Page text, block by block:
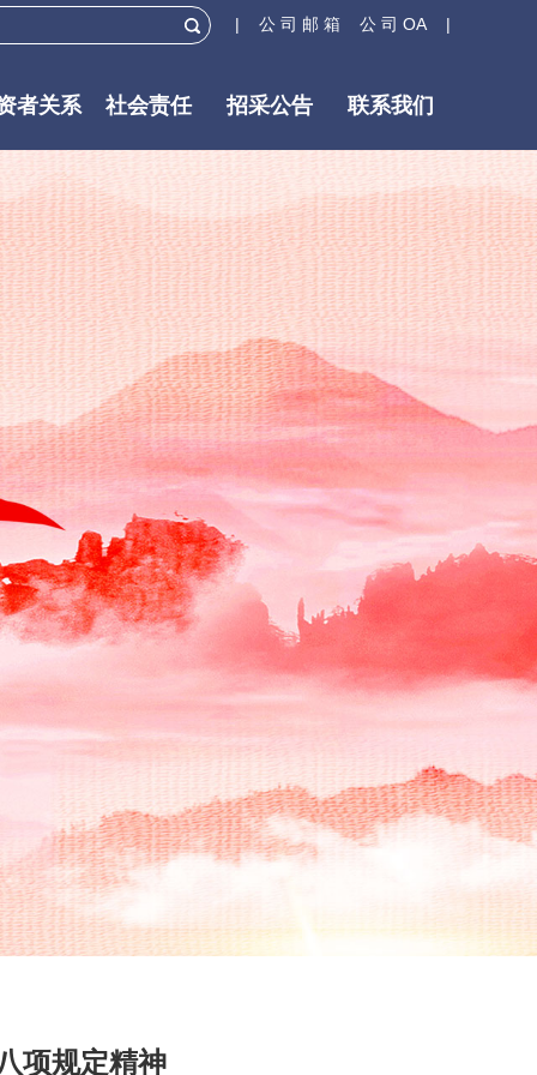
公 司 OA |
| 公 司 邮 箱
者关系 社会责任 招采公告 联系我们
项规定精神